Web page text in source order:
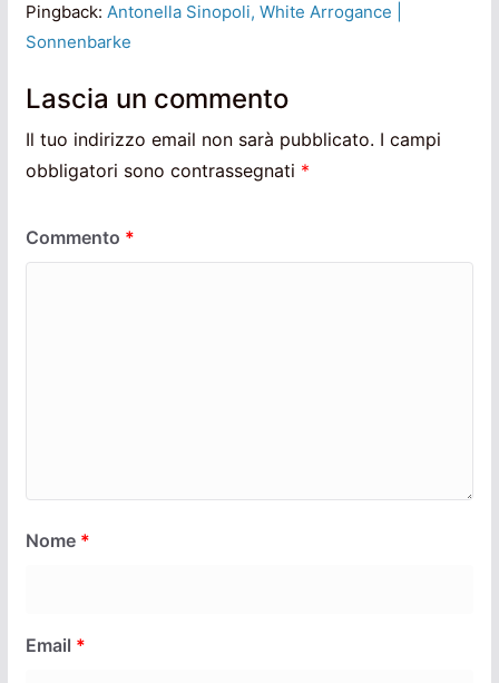
Pingback: Antonella Sinopoli, White Arrogance |
Sonnenbarke
Lascia un commento
Il tuo indirizzo email non sarà pubblicato. I campi
obbligatori sono contrassegnati *
Commento *
Nome *
Email *